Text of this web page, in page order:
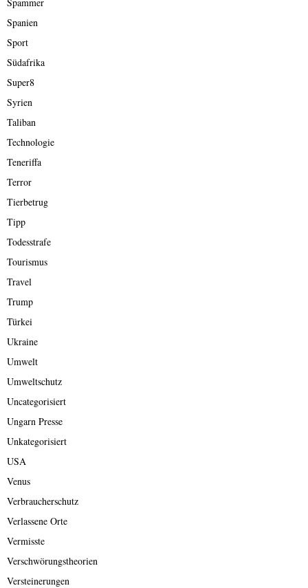
Spanien
Sport
Südafrika
Super8
Syrien
Taliban
Technologie
Teneriffa
Terror
Tierbetrug
Tipp
Todesstrafe
Tourismus
Travel
Trump
Türkei
Ukraine
Umwelt
Umweltschutz
Uncategorisiert
Ungarn Presse
Unkategorisiert
USA
Venus
Verbraucherschutz
Verlassene Orte
Vermisste
Verschwörungstheorien
Versteinerungen